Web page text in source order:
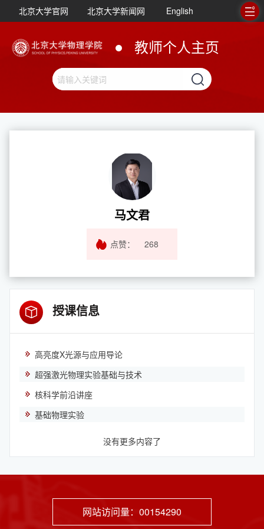
北京大学官网 北京大学新闻网 English
教师个人主页
马文君
点赞： 268
授课信息
高亮度X光源与应用导论
超强激光物理实验基础与技术
核科学前沿讲座
基础物理实验
没有更多内容了
网站访问量： 00154290